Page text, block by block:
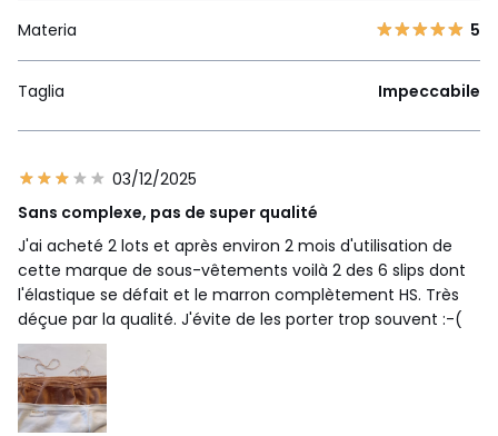
Materia 5
Taglia Impeccabile
03/12/2025
Sans complexe, pas de super qualité
J'ai acheté 2 lots et après environ 2 mois d'utilisation de
cette marque de sous-vêtements voilà 2 des 6 slips dont
l'élastique se défait et le marron complètement HS. Très
déçue par la qualité. J'évite de les porter trop souvent :-(